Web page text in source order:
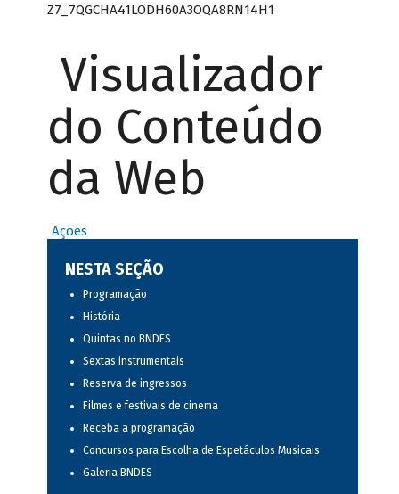
Z7_7QGCHA41LODH60A3OQA8RN14H1
Visualizador
do Conteúdo
da Web
Ações
NESTA SEÇÃO
Programação
História
Quintas no BNDES
Sextas instrumentais
Reserva de ingressos
Filmes e festivais de cinema
Receba a programação
Concursos para Escolha de Espetáculos Musicais
Galeria BNDES